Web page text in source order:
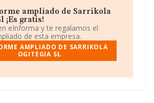
y/o exportación.
número de profesionales y según
en la base de datos de INFORMA, el
ha estado por encima de la
a los niveles de facturación,
ampliado de Sarrikola
¡Es gratis!
eInforma y te regalamos el
de esta empresa.
AMPLIADO DE SARRIKOLA
OGITEGIA SL